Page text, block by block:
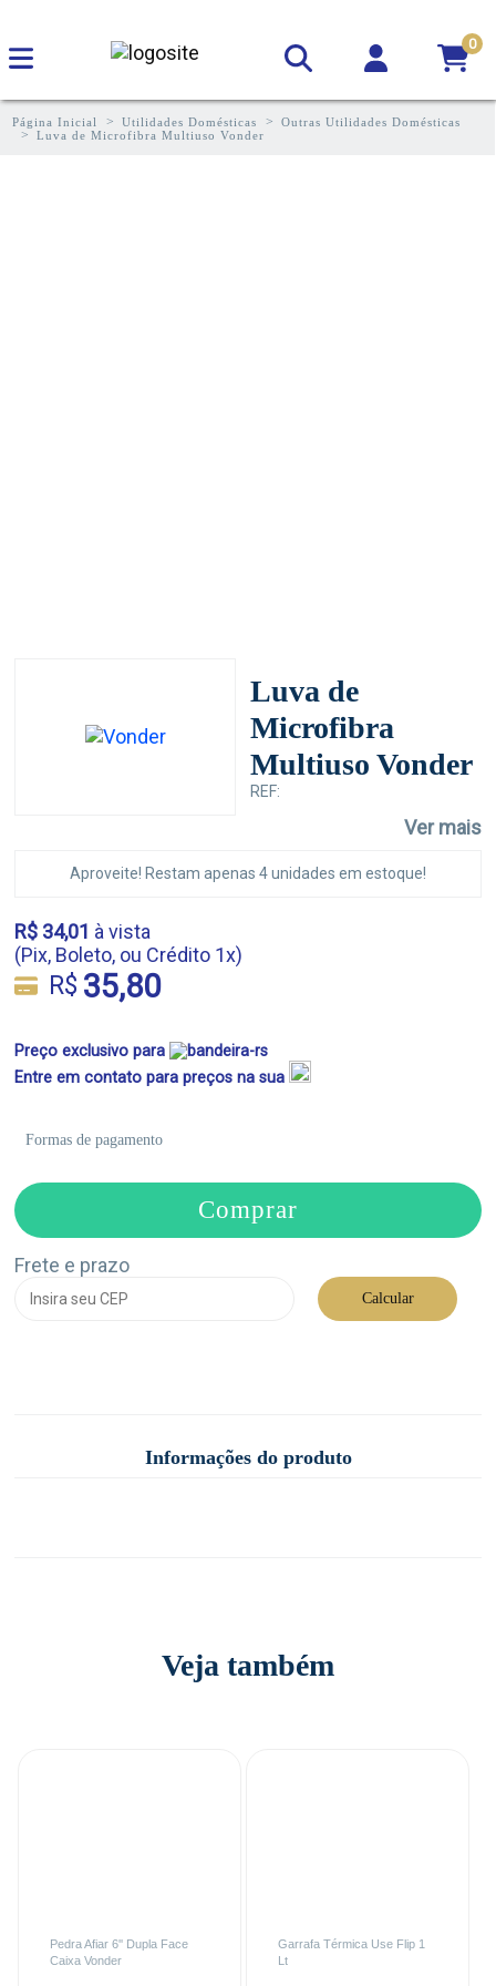
0
Página Inicial Utilidades Domésticas
Outras Utilidades Domésticas
Luva de Microfibra Multiuso Vonder
Luva de
Microfibra
Multiuso Vonder
REF:
Ver mais
Aproveite! Restam apenas 4 unidades em estoque!
R$ 34,01 à vista
(Pix, Boleto, ou Crédito 1x)
R$ 35,80
Preço exclusivo para
Entre em contato para preços na sua
Formas de pagamento
Comprar
Frete e prazo
Calcular
Informações do produto
Veja também
Pedra Afiar 6'' Dupla Face
Caixa Vonder
Garrafa Térmica Use Flip 1
Lt